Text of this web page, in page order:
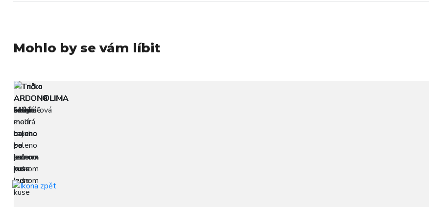
Mohlo by se vám líbit